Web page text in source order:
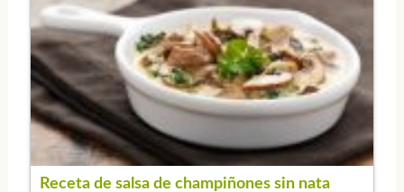
Receta de salsa de champiñones sin nata